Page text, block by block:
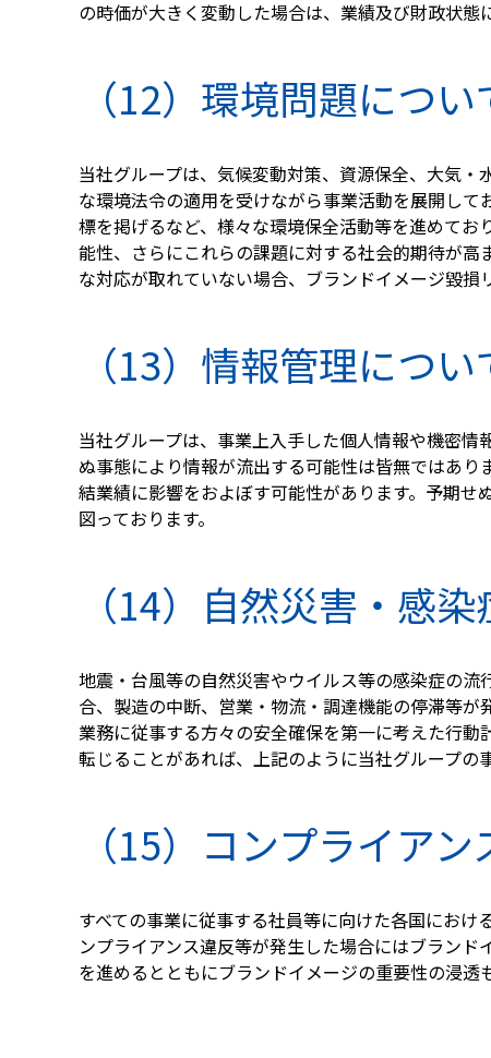
の時価が大きく変動した場合は、業績及び財政状態
（12）環境問題につい
当社グループは、気候変動対策、資源保全、大気
な環境法令の適用を受けながら事業活動を展開し
標を掲げるなど、様々な環境保全活動等を進めて
能性、さらにこれらの課題に対する社会的期待が
な対応が取れていない場合、ブランドイメージ毀損
（13）情報管理につい
当社グループは、事業上入手した個人情報や機密
ぬ事態により情報が流出する可能性は皆無ではあ
結業績に影響をおよぼす可能性があります。予期
図っております。
（14）自然災害・感
地震・台風等の自然災害やウイルス等の感染症の
合、製造の中断、営業・物流・調達機能の停滞等
業務に従事する方々の安全確保を第一に考えた行
転じることがあれば、上記のように当社グループの
（15）コンプライア
すべての事業に従事する社員等に向けた各国にお
ンプライアンス違反等が発生した場合にはブラン
を進めるとともにブランドイメージの重要性の浸透